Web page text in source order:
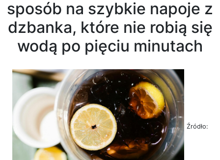
sposób na szybkie napoje z
dzbanka, które nie robią się
wodą po pięciu minutach
Źródło: